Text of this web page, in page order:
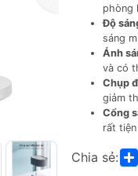
phòng
Độ
sáng
Ánh
và có
Chụp
giảm
Cổng
rất
Chia sẻ: